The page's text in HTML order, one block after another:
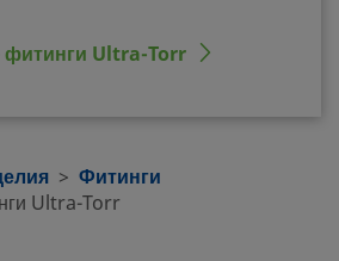
Ultra-Torr
Фитинги
Ultra-Torr